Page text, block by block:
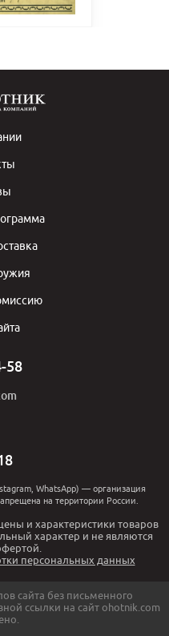
58
WhatsApp) — организация
на территории России.
и характеристики товаров
характер и не являются
персональных данных
сайта без письменного
ссылки на сайт ohotnik.com